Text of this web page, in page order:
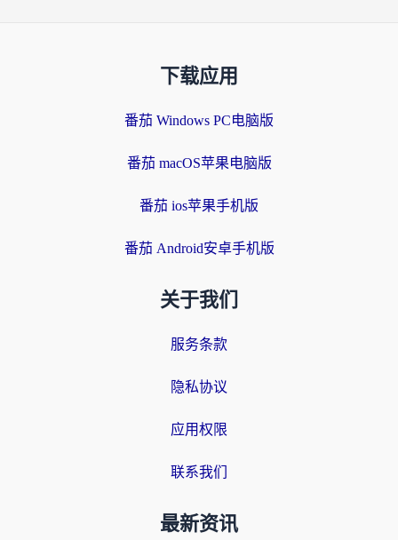
下载应用
番茄 Windows PC电脑版
番茄 macOS苹果电脑版
番茄 ios苹果手机版
番茄 Android安卓手机版
关于我们
服务条款
隐私协议
应用权限
联系我们
最新资讯